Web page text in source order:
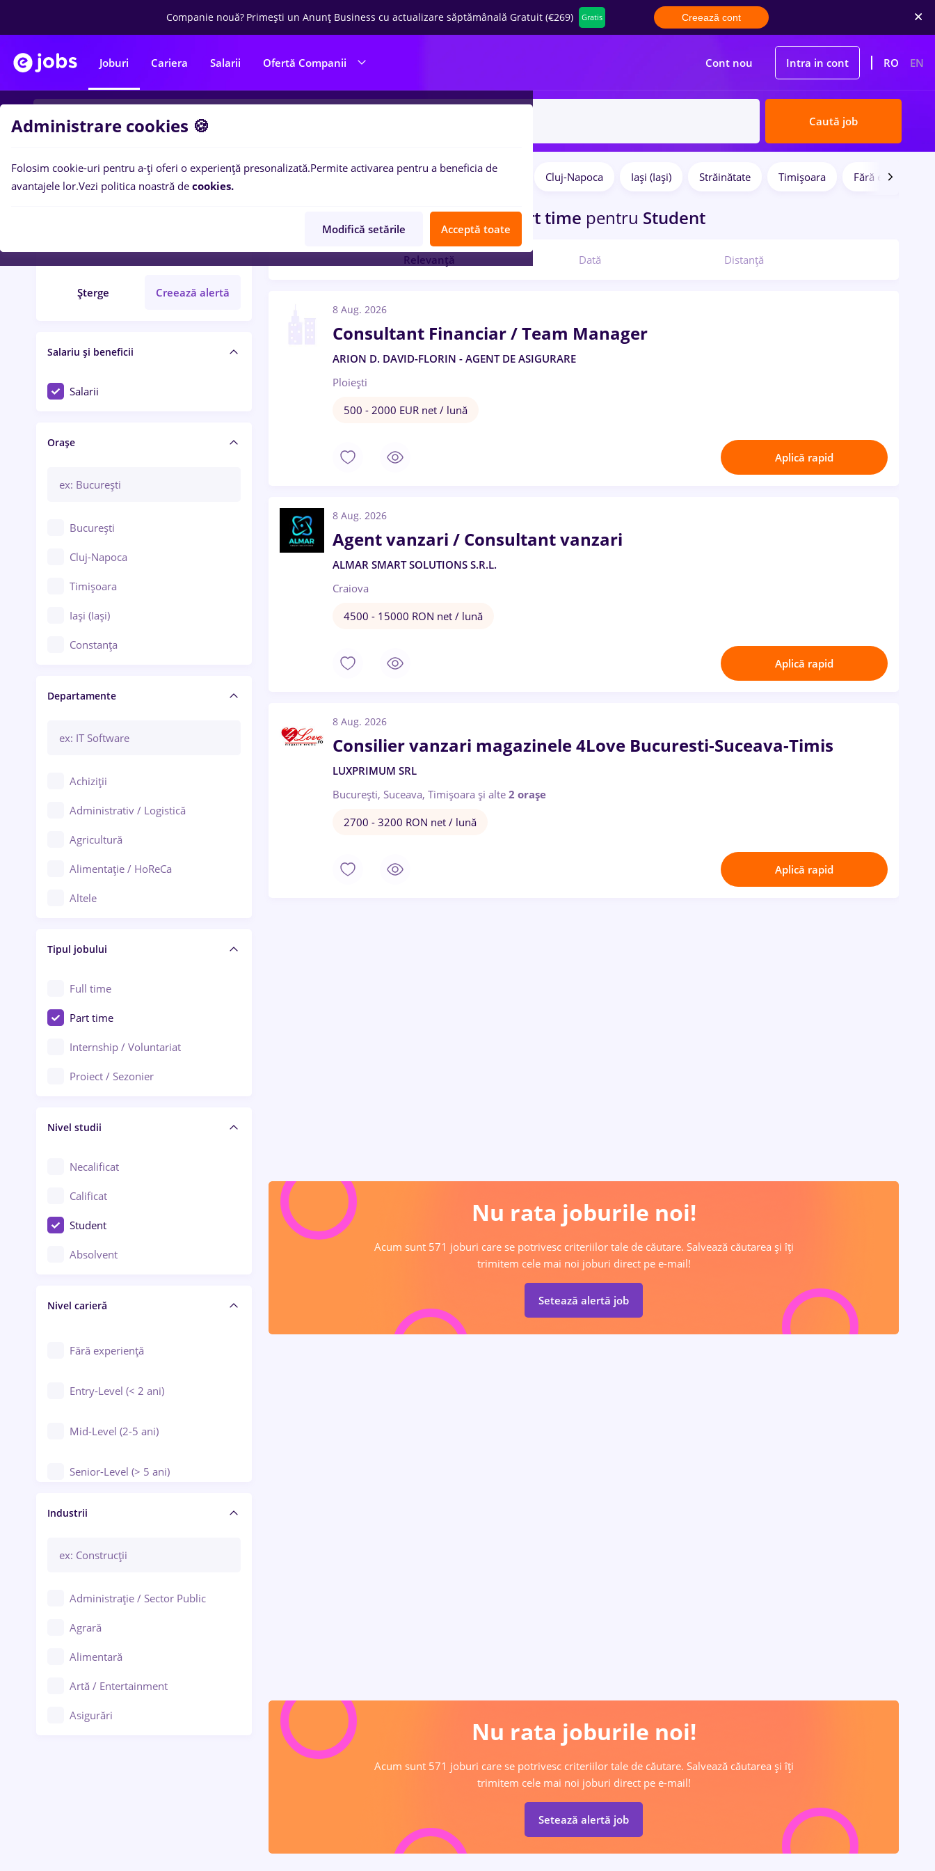
Companie nouă? Primești un Anunț Business cu actualizare săptămânală Gratuit (€269) Gratis Creează cont
Joburi Cariera Salarii Ofertă Companii Cont nou Intra in cont RO EN
Caută job
Filtre
Șterge Creează alertă
Salariu și beneficii
Salarii
Orașe
București
Cluj-Napoca
Timișoara
Iași (Iași)
Constanța
Brașov
Bacău
Galați (Galați)
Ploiești
Arad
Baia Mare
Bârlad
Bistrița (Bistrița-Năsăud)
Departamente
Achiziții
Administrativ / Logistică
Agricultură
Alimentație / HoReCa
Altele
Asigurări
Au pair / Babysitter / Curățenie
Audit / Consultanță
Auto / Echipamente
Automatizări
Cercetare - dezvoltare
Chimie / Biochimie
Confecții / Design vestimentar
Construcții / Instalații
Controlul calității
Educație / Training / Arte
Tipul jobului
Full time
Part time
Internship / Voluntariat
Proiect / Sezonier
Nivel studii
Necalificat
Calificat
Student
Absolvent
Nivel carieră
Fără experiență
Entry-Level (< 2 ani)
Mid-Level (2-5 ani)
Senior-Level (> 5 ani)
Manager / Executiv
Industrii
Administrație / Sector Public
Agrară
Alimentară
Artă / Entertainment
Asigurări
Remote (de acasă) Cluj-Napoca Iași (Iași) Străinătate Timișoara Fără experiență
cu salarii Part time pentru Student
Relevanță Dată Distanță
8 Aug. 2026
Consultant Financiar / Team Manager
ARION D. DAVID-FLORIN - AGENT DE ASIGURARE
Ploiești
500 - 2000 EUR net / lună
Aplică rapid
8 Aug. 2026
Agent vanzari / Consultant vanzari
ALMAR SMART SOLUTIONS S.R.L.
Craiova
4500 - 15000 RON net / lună
Aplică rapid
8 Aug. 2026
Consilier vanzari magazinele 4Love Bucuresti-Suceava-Timis
LUXPRIMUM SRL
București, Suceava, Timișoara și alte 2 orașe
2700 - 3200 RON net / lună
Aplică rapid
Nu rata joburile noi!
Acum sunt 571 joburi care se potrivesc criteriilor tale de căutare. Salvează căutarea și îți
trimitem cele mai noi joburi direct pe e-mail!
Setează alertă job
Nu rata joburile noi!
Acum sunt 571 joburi care se potrivesc criteriilor tale de căutare. Salvează căutarea și îți
trimitem cele mai noi joburi direct pe e-mail!
Setează alertă job
Administrare cookies 🍪
Folosim cookie-uri pentru a-ți oferi o experiență presonalizată.Permite activarea pentru a beneficia de
avantajele lor.Vezi politica noastră de cookies.
Modifică setările Acceptă toate